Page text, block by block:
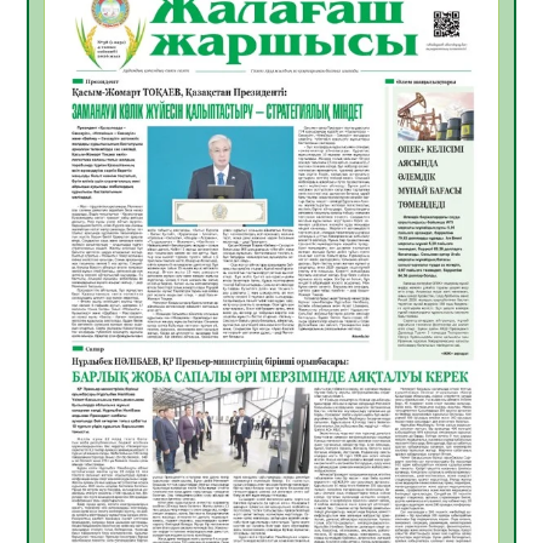
Құрылтай үшін дауыс беруге дайын
05.08.2026
19
ӘРБІР ДАУЫС – ҚОҒАМ ДАМУЫНА
ҚОСЫЛҒАН ҮЛЕС
05.08.2026
26
ҚҰРЫЛТАЙ САЙЛАУЫ – БІРЛІК ПЕН
ЖАУАПКЕРШІЛІККЕ БАСТАЙТЫН ҚАДАМ
05.08.2026
24
Мектептен – Ұлттық ұлан сапына
04.08.2026
34
Үкіметтік емес ұйымдарға арналған
сыйлықақы конкурсына өтінім қабылдау
басталды
04.08.2026
38
Үкіметте Президенттің отандық тауарды
қолдау жөніндегі тапсырмаларының